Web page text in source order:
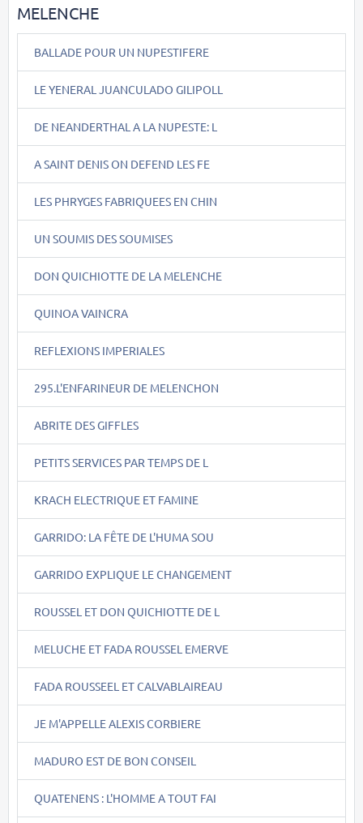
MELENCHE
BALLADE POUR UN NUPESTIFERE
LE YENERAL JUANCULADO GILIPOLL
DE NEANDERTHAL A LA NUPESTE: L
A SAINT DENIS ON DEFEND LES FE
LES PHRYGES FABRIQUEES EN CHIN
UN SOUMIS DES SOUMISES
DON QUICHIOTTE DE LA MELENCHE
QUINOA VAINCRA
REFLEXIONS IMPERIALES
295.L'ENFARINEUR DE MELENCHON
ABRITE DES GIFFLES
PETITS SERVICES PAR TEMPS DE L
KRACH ELECTRIQUE ET FAMINE
GARRIDO: LA FÊTE DE L'HUMA SOU
GARRIDO EXPLIQUE LE CHANGEMENT
ROUSSEL ET DON QUICHIOTTE DE L
MELUCHE ET FADA ROUSSEL EMERVE
FADA ROUSSEEL ET CALVABLAIREAU
JE M'APPELLE ALEXIS CORBIERE
MADURO EST DE BON CONSEIL
QUATENENS : L'HOMME A TOUT FAI